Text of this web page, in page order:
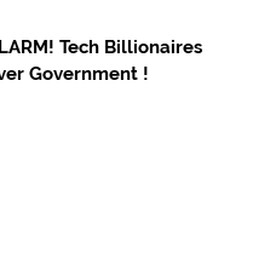
Tech Billionaires
Government !